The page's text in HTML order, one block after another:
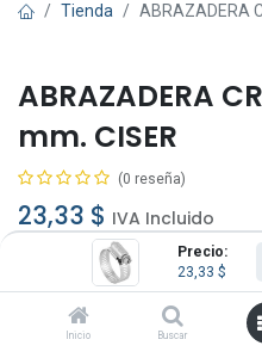
Precio:
23,33 $
Inicio Buscar
Tienda ABRAZADERA
ABRAZADERA
mm. CISER
(0 reseña)
23,33 $ IVA Incluido